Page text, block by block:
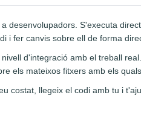
desenvolupadors. S'executa
i fer canvis sobre ell de forma
d'integració amb el treball
els mateixos fitxers amb els
costat, llegeix el codi amb tu i